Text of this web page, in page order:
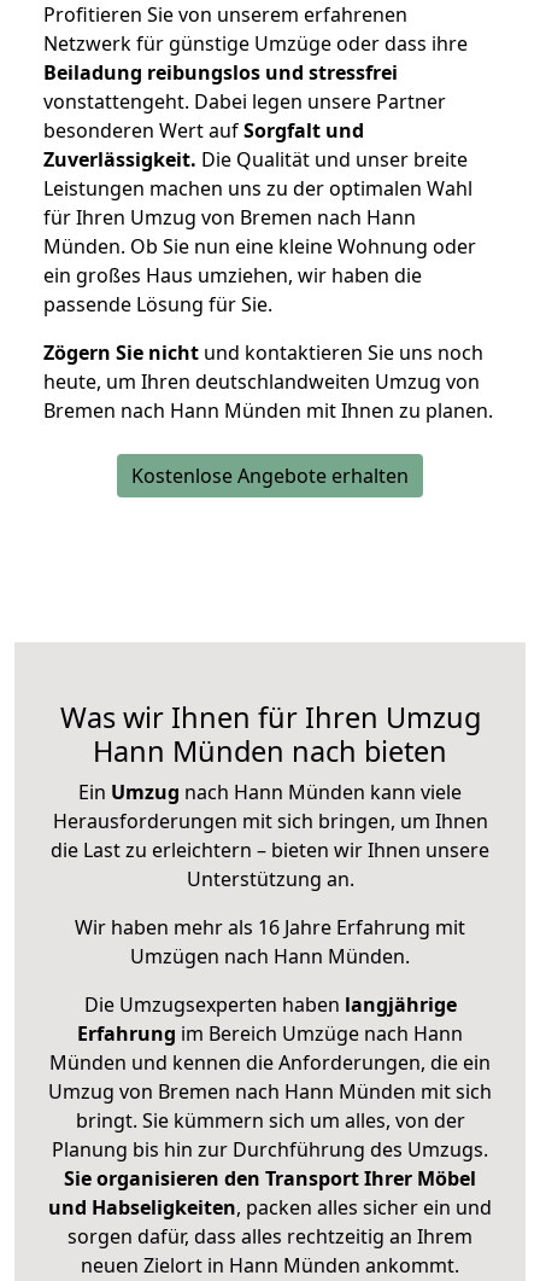
Profitieren Sie von unserem erfahrenen
Netzwerk für günstige Umzüge oder dass ihre
Beiladung reibungslos und stressfrei
vonstattengeht. Dabei legen unsere Partner
besonderen Wert aufSorgfalt und
Zuverlässigkeit. Die Qualität und unser breite
Leistungen machen uns zu der optimalen Wahl
für Ihren Umzug von Bremen nach Hann
Münden. Ob Sie nun eine kleine Wohnung oder
ein großes Haus umziehen, wir haben die
passende Lösung für Sie.
Zögern Sie nicht und kontaktieren Sie uns noch
heute, um Ihren deutschlandweiten Umzug von
Bremen nach Hann Münden mit Ihnen zu planen.
Kostenlose Angebote erhalten
Was wir Ihnen für Ihren Umzug
Hann Münden nach bieten
Ein Umzug nach Hann Münden kann viele
Herausforderungen mit sich bringen, um Ihnen
die Last zu erleichtern – bieten wir Ihnen unsere
Unterstützung an.
Wir haben mehr als 16 Jahre Erfahrung mit
Umzügen nach Hann Münden.
Die Umzugsexperten haben langjährige
Erfahrung im Bereich Umzüge nach Hann
Münden und kennen die Anforderungen, die ein
Umzug von Bremen nach Hann Münden mit sich
bringt. Sie kümmern sich um alles, von der
Planung bis hin zur Durchführung des Umzugs.
Sie organisieren den Transport Ihrer Möbel
und Habseligkeiten, packen alles sicher ein und
sorgen dafür, dass alles rechtzeitig an Ihrem
neuen Zielort in Hann Münden ankommt.